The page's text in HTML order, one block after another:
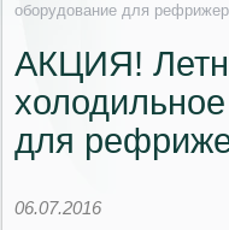
оборудование для
АКЦИЯ!
для
06.07.2016